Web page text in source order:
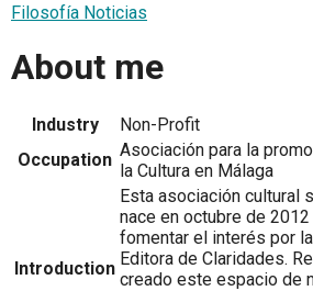
Filosofía Noticias
About me
Industry
Non-Profit
Occupation Asociación para la
la Cultura en Málaga
Introduction
Esta asociación cultural
nace en octubre de
fomentar el interés por
Editora de Claridades.
creado este espacio de